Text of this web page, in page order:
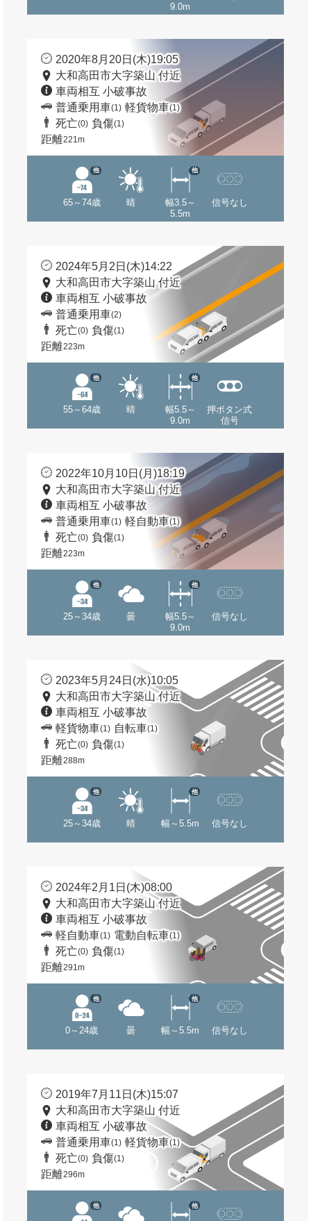
9.0m
2020年8月20日(木)19:05
大和高田市大字築山 付近
車両相互 小破事故
普通乗用車(1) 軽貨物車(1)
死亡(0) 負傷(1)
距離221m
65～74歳
他
晴
幅3.5～
5.5m
他
信号なし
2024年5月2日(木)14:22
大和高田市大字築山 付近
車両相互 小破事故
普通乗用車(2)
死亡(0) 負傷(1)
距離223m
55～64歳
他
晴
幅5.5～
9.0m
他
押ボタン式
信号
2022年10月10日(月)18:19
大和高田市大字築山 付近
車両相互 小破事故
普通乗用車(1) 軽自動車(1)
死亡(0) 負傷(1)
距離223m
25～34歳
他
曇
幅5.5～
9.0m
他
信号なし
2023年5月24日(水)10:05
大和高田市大字築山 付近
車両相互 小破事故
軽貨物車(1) 自転車(1)
死亡(0) 負傷(1)
距離288m
25～34歳
他
晴 幅～5.5m
他
信号なし
2024年2月1日(木)08:00
大和高田市大字築山 付近
車両相互 小破事故
軽自動車(1) 電動自転車(1)
死亡(0) 負傷(1)
距離291m
0～24歳
他
曇 幅～5.5m
他
信号なし
2019年7月11日(木)15:07
大和高田市大字築山 付近
車両相互 小破事故
普通乗用車(1) 軽貨物車(1)
死亡(0) 負傷(1)
距離296m
他 他